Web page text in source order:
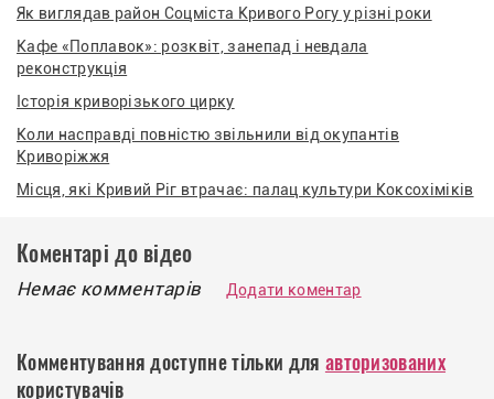
Як виглядав район Соцміста Кривого Рогу у різні роки
Кафе «Поплавок»: розквіт, занепад і невдала
реконструкція
Історія криворізького цирку
Коли насправді повністю звільнили від окупантів
Криворіжжя
Місця, які Кривий Ріг втрачає: палац культури Коксохіміків
Коментарі до відео
Немає комментарів Додати коментар
Комментування доступне тільки для авторизованих
користувачів